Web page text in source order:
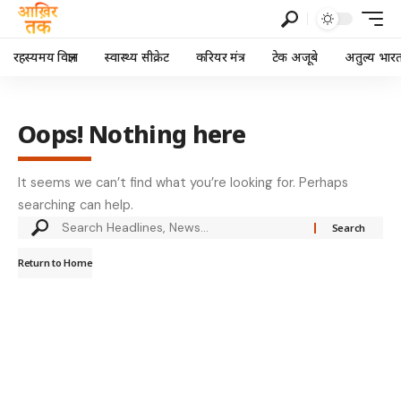
रहस्यमय विज्ञान स्वास्थ्य सीक्रेट करियर मंत्र टेक अजूबे अतुल्य
Oops! Nothing here
It seems we can’t find what you’re looking for. Perhaps
searching can help.
Return to Home